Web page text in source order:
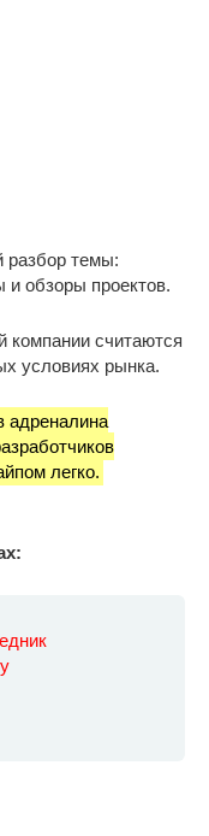
разбор темы:
и обзоры проектов.
компании считаются
условиях рынка.
адреналина
легко.